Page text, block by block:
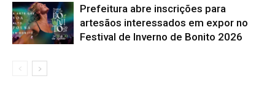
Prefeitura abre inscrições para
artesãos interessados em expor no
Festival de Inverno de Bonito 2026